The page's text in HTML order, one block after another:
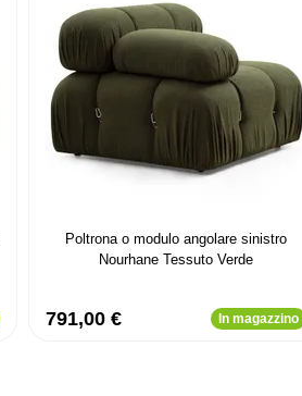
Poltrona o modulo angolare sinistro
Nourhane Tessuto Verde
791,00 € In magazzino